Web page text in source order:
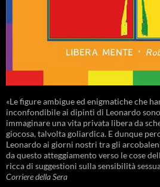
«Le figure ambigue ed enigmatiche che
inconfondibile ai dipinti di Leonardo
immaginare una vita privata libera da
giocosa, talvolta goliardica. E dunque
Leonardo ai giorni nostri tra gli
da questo atteggiamento verso le cose
ricca di suggestioni sulla sensibilità
Corriere della Sera